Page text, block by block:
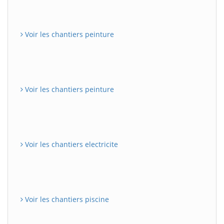
Voir les chantiers peinture
Voir les chantiers peinture
Voir les chantiers electricite
Voir les chantiers piscine